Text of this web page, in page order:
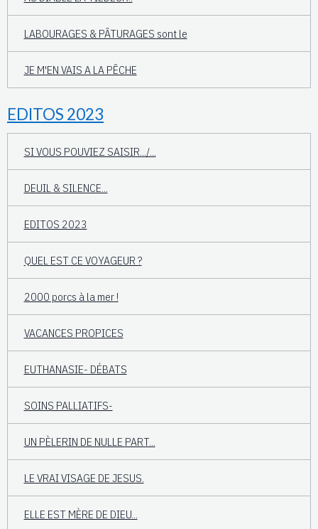
LABOURAGES & PÂTURAGES sont le
JE M'EN VAIS A LA PÊCHE
EDITOS 2023
SI VOUS POUVIEZ SAISIR.../...
DEUIL & SILENCE...
EDITOS 2023
QUEL EST CE VOYAGEUR ?
2000 porcs à la mer !
VACANCES PROPICES
EUTHANASIE- DÉBATS
SOINS PALLIATIFS-
UN PÈLERIN DE NULLE PART...
LE VRAI VISAGE DE JESUS.
ELLE EST MÈRE DE DIEU...